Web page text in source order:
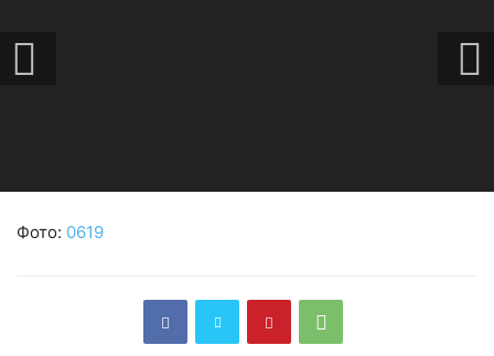
Фото: 0619